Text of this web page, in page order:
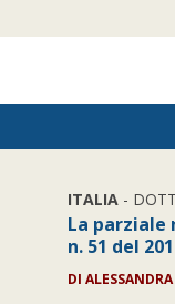
ITALIA -
La parziale
n. 51 del
DI